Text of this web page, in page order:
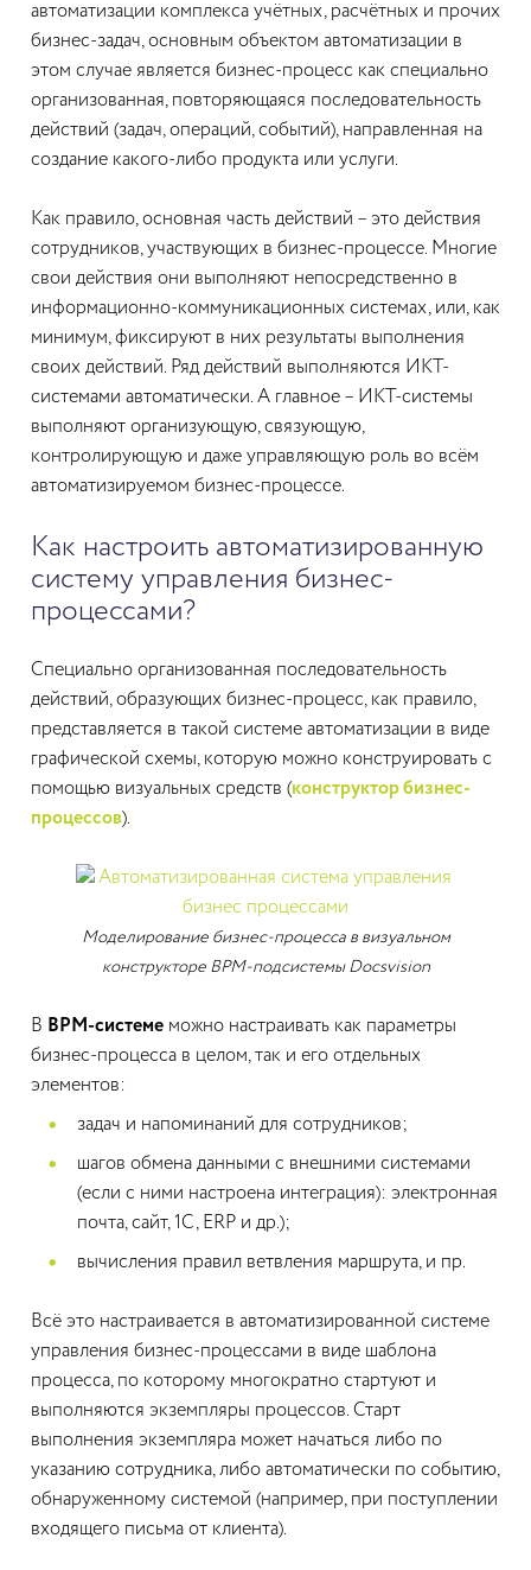
автоматизации комплекса учётных, расчётных и прочих
бизнес-задач, основным объектом автоматизации в
этом случае является бизнес-процесс как специально
организованная, повторяющаяся последовательность
действий (задач, операций, событий), направленная на
создание какого-либо продукта или услуги.
Как правило, основная часть действий – это действия
сотрудников, участвующих в бизнес-процессе. Многие
свои действия они выполняют непосредственно в
информационно-коммуникационных системах, или, как
минимум, фиксируют в них результаты выполнения
своих действий. Ряд действий выполняются ИКТ-
системами автоматически. А главное – ИКТ-системы
выполняют организующую, связующую,
контролирующую и даже управляющую роль во всём
автоматизируемом бизнес-процессе.
Как настроить автоматизированную
систему управления бизнес-
процессами?
Специально организованная последовательность
действий, образующих бизнес-процесс, как правило,
представляется в такой системе автоматизации в виде
графической схемы, которую можно конструировать с
помощью визуальных средств (конструктор бизнес-
процессов).
Моделирование бизнес-процесса в визуальном
конструкторе BPM-подсистемы Docsvision
В BPM-системе можно настраивать как параметры
бизнес-процесса в целом, так и его отдельных
элементов:
задач и напоминаний для сотрудников;
шагов обмена данными с внешними системами
(если с ними настроена интеграция): электронная
почта, сайт, 1С, ERP и др.);
вычисления правил ветвления маршрута, и пр.
Всё это настраивается в автоматизированной системе
управления бизнес-процессами в виде шаблона
процесса, по которому многократно стартуют и
выполняются экземпляры процессов. Старт
выполнения экземпляра может начаться либо по
указанию сотрудника, либо автоматически по событию,
обнаруженному системой (например, при поступлении
входящего письма от клиента).